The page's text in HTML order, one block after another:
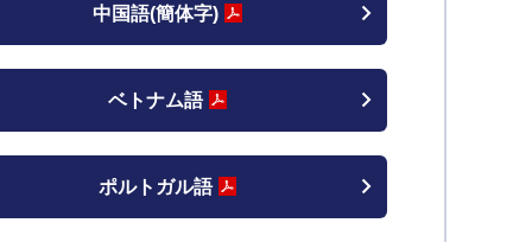
中国語(簡体字)
ベトナム語
ポルトガル語